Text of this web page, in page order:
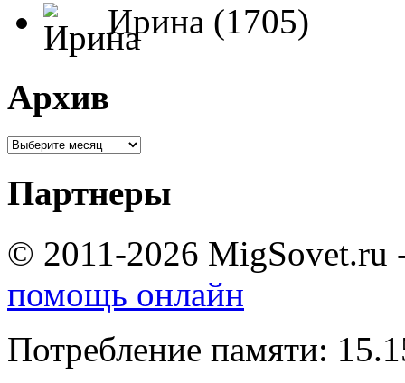
Ирина (1705)
Архив
Партнеры
© 2011-2026 MigSovet.ru
помощь онлайн
Потребление памяти: